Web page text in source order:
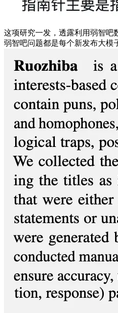
这项研究一发，透露利用弱智吧
弱智吧问题都是每个新发布大模